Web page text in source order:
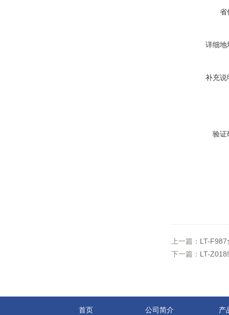
省
详细地
补充说
验证
上一篇： LT-
下一篇： LT-
首页 公司简介 产